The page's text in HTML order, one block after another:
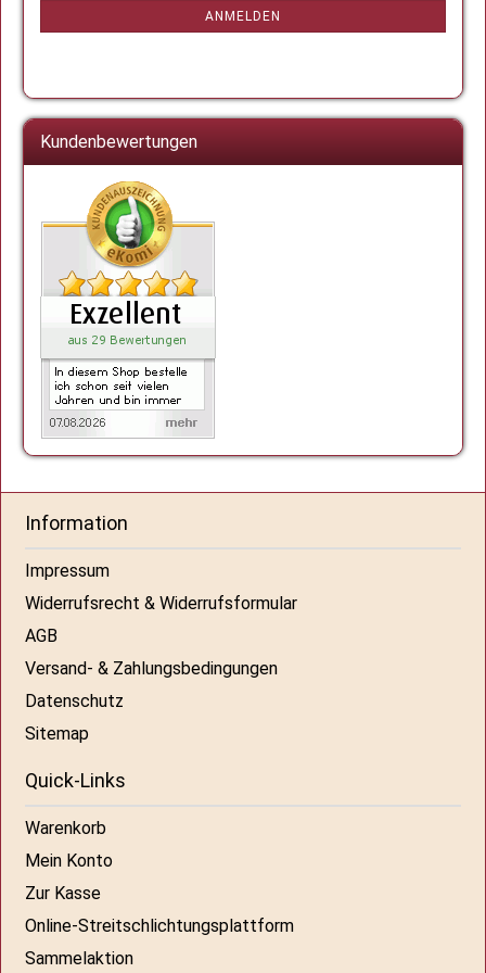
ANMELDEN
Kundenbewertungen
Information
Impressum
Widerrufsrecht & Widerrufsformular
AGB
Versand- & Zahlungsbedingungen
Datenschutz
Sitemap
Quick-Links
Warenkorb
Mein Konto
Zur Kasse
Online-Streitschlichtungsplattform
Sammelaktion